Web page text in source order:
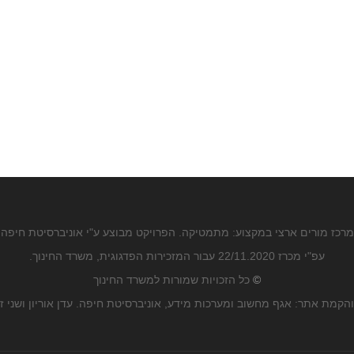
מרכז מורים ארצי במקצוע: מתמטיקה. הפרויקט מבוצע ע"י אוניברסיטת חיפה
עפ"י מכרז 22/11.2020 עבור המזכירות הפדגוגית, משרד החינוך.
© כל הזכויות שמורות למשרד החינוך
אתר: אגף מחשוב ומערכות מידע, אוניברסיטת חיפה. עדן אוריון ושני